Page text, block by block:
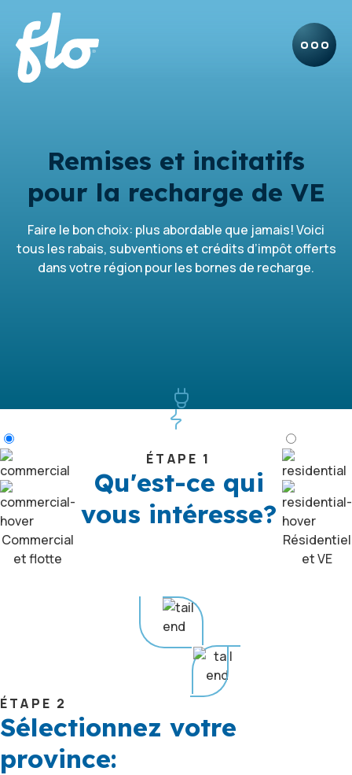
Remises et incitatifs
pour la recharge de VE
Faire le bon choix: plus abordable que jamais! Voici
tous les rabais, subventions et crédits d’impôt offerts
dans votre région pour les bornes de recharge.
Commercial
et flotte
ÉTAPE 1
Qu'est-ce qui
vous intéresse?
Résidentiel
et VE
ÉTAPE 2
Sélectionnez votre
province: